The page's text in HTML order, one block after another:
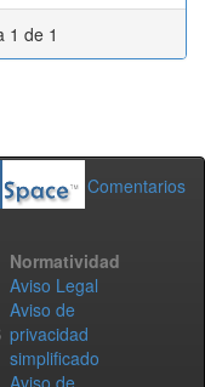
1 de 1
Comentarios
Normatividad
Aviso Legal
Aviso de
privacidad
simplificado
Aviso de